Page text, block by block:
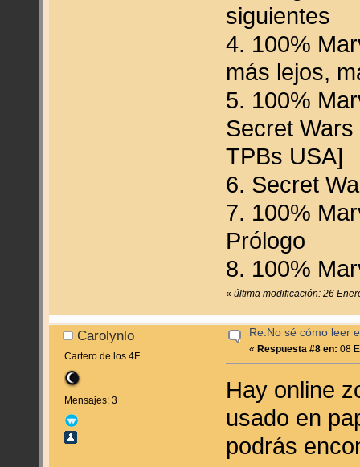
siguientes
4. 100%
más lejos,
5. 100%
Secret
TPBs USA]
6. Secret
7. 100%
Prólogo
8. 100%
«última modificación: 26
Carolynlo
Cartero de los 4F
Mensajes: 3
Re:No sé cómo leer
«Respuesta #8 en: 08
Hay online
usado en
podrás